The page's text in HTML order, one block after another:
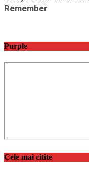
Purple
Cele mai citite